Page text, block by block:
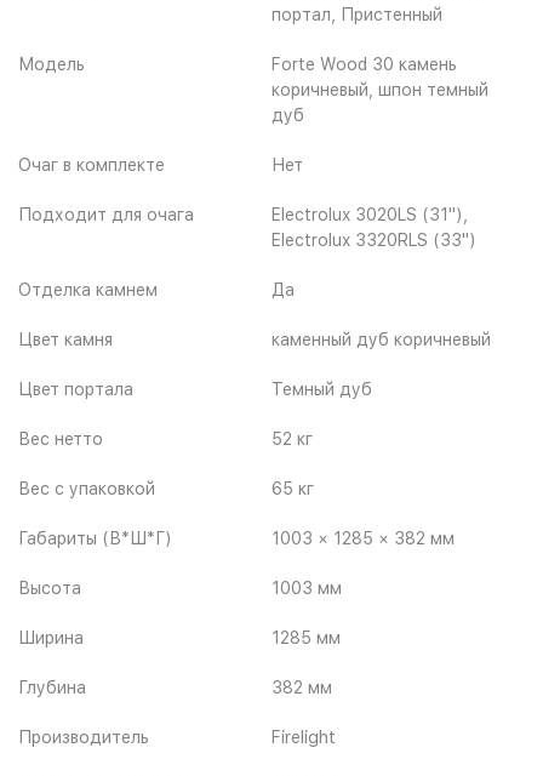
портал, Пристенный
Модель
Forte Wood 30 камень
коричневый, шпон темный
дуб
Очаг в комплекте Нет
Подходит для очага
Electrolux 3020LS (31"),
Electrolux 3320RLS (33")
Отделка камнем Да
Цвет камня каменный дуб коричневый
Цвет портала Темный дуб
Вес нетто 52 кг
Вес с упаковкой 65 кг
Габариты (В*Ш*Г) 1003 × 1285 × 382 мм
Высота 1003 мм
Ширина 1285 мм
Глубина 382 мм
Производитель Firelight